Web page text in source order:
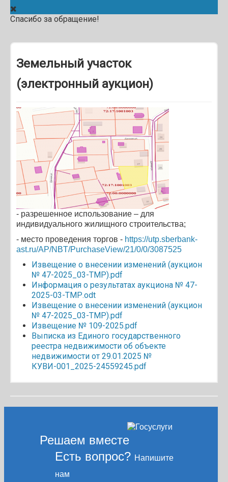
Спасибо за обращение!
Земельный участок
(электронный аукцион)
- разрешенное использование – для
индивидуального жилищного строительства;
- место проведения торгов - https://utp.sberbank-
ast.ru/AP/NBT/PurchaseView/21/0/0/3087525
Извещение о внесении изменений (аукцион
№ 47-2025_03-ТМР).pdf
Информация о результатах аукциона № 47-
2025-03-ТМР.odt
Извещение о внесении изменений (аукцион
№ 47-2025_03-ТМР).pdf
Извещение № 109-2025.pdf
Выписка из Единого государственного
реестра недвижимости об объекте
недвижимости от 29.01.2025 №
КУВИ-001_2025-24559245.pdf
Решаем вместе
Есть вопрос? Напишите
нам